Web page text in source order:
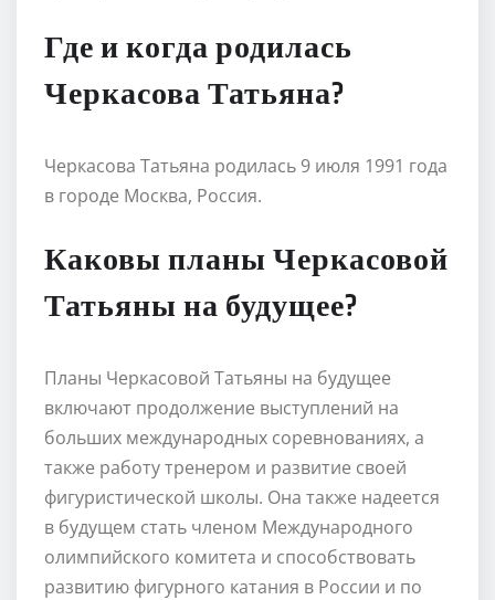
Где и когда родилась
Черкасова Татьяна?
Черкасова Татьяна родилась 9 июля 1991 года
в городе Москва, Россия.
Каковы планы Черкасовой
Татьяны на будущее?
Планы Черкасовой Татьяны на будущее
включают продолжение выступлений на
больших международных соревнованиях, а
также работу тренером и развитие своей
фигуристической школы. Она также надеется
в будущем стать членом Международного
олимпийского комитета и способствовать
развитию фигурного катания в России и по